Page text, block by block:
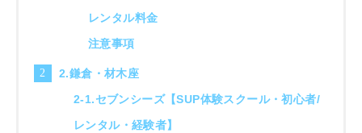
レンタル料金
注意事項
2.鎌倉・材木座
2-1.セブンシーズ【SUP体験スクール・初心者/
レンタル・経験者】